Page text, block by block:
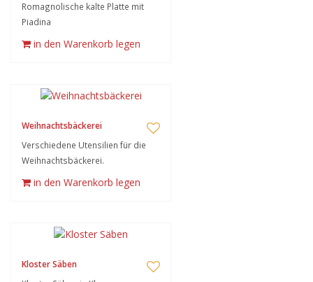
Romagnolische kalte Platte mit
Piadina
in den Warenkorb legen
Weihnachtsbäckerei
Verschiedene Utensilien für die
Weihnachtsbäckerei.
in den Warenkorb legen
Kloster Säben